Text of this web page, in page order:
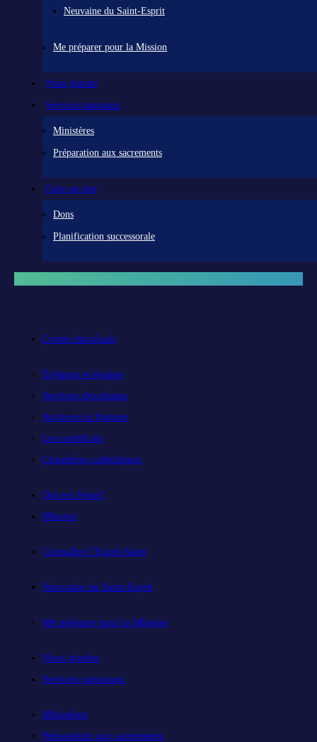
Neuvaine du Saint-Esprit
Me préparer pour la Mission
Nous joindre
Services pastoraux
Ministères
Préparation aux sacrements
Faire un don
Dons
Planification successorale
Centre diocésain
Évêques et équipe
Services diocésains
Archives et histoire
Les certificats
Cimetières catholiques
Qui est Jésus?
Mission
Connaître l’Esprit-Saint
Neuvaine du Saint-Esprit
Me préparer pour la Mission
Nous joindre
Services pastoraux
Ministères
Préparation aux sacrements